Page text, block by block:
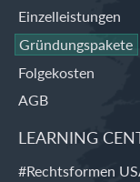
Einzelleistungen
Gründungspakete
Folgekosten
AGB
LEARNING
#Rechtsformen